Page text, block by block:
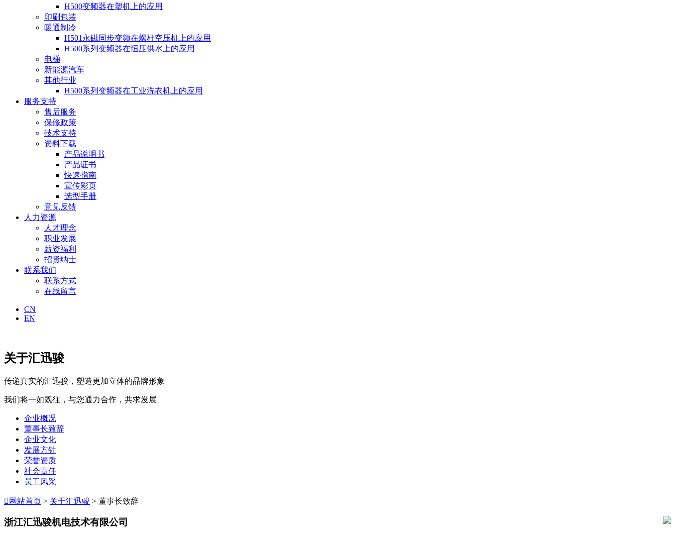
H500变频器在塑机上的应用
印刷包装
暖通制冷
H501永磁同步变频在螺杆空压机上的应用
H500系列变频器在恒压供水上的应用
电梯
新能源汽车
其他行业
H500系列变频器在工业洗衣机上的应用
服务支持
售后服务
保修政策
技术支持
资料下载
产品说明书
产品证书
快速指南
宣传彩页
选型手册
意见反馈
人力资源
人才理念
职业发展
薪资福利
招贤纳士
联系我们
联系方式
在线留言
CN
EN
关于汇迅骏
传递真实的汇迅骏，塑造更加立体的品牌形象
我们将一如既往，与您通力合作，共求发展
企业概况
董事长致辞
企业文化
发展方针
荣誉资质
社会责任
员工风采
 网站首页 > 关于汇迅骏 > 董事长致辞
浙江汇迅骏机电技术有限公司